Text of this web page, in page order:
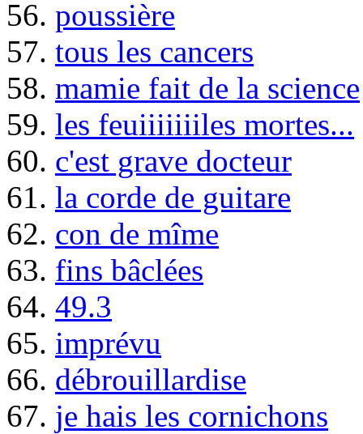
56. poussière
57. tous les cancers
58. mamie fait de la science
59. les feuiiiiiiiles mortes...
60. c'est grave docteur
61. la corde de guitare
62. con de mîme
63. fins bâclées
64. 49.3
65. imprévu
66. débrouillardise
67. je hais les cornichons